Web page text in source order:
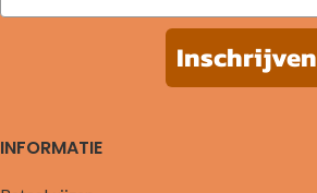
Inschrijven
INFORMATIE